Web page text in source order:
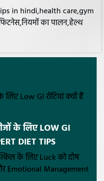
in hindi,health care,gym
का पालन,हेल्थ
के लिए LOW GI
DIET TIPS